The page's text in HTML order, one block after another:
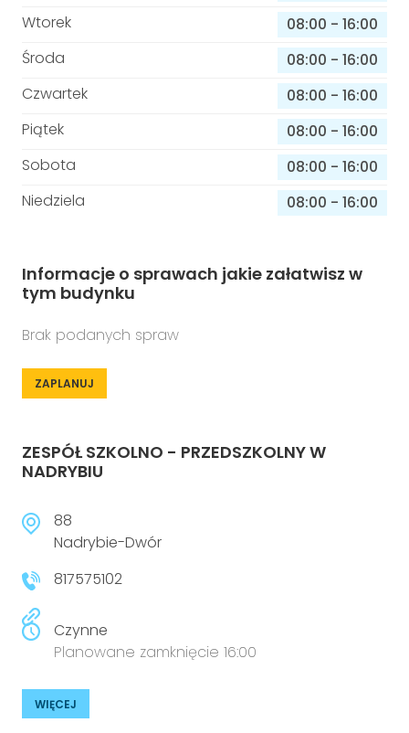
Wtorek
08:00 - 16:00
Środa
08:00 - 16:00
Czwartek
08:00 - 16:00
Piątek
08:00 - 16:00
Sobota
08:00 - 16:00
Niedziela
08:00 - 16:00
Informacje o sprawach jakie załatwisz w
tym budynku
Brak podanych spraw
ZAPLANUJ
ZESPÓŁ SZKOLNO - PRZEDSZKOLNY W
NADRYBIU
88
Nadrybie-Dwór
817575102
Czynne
Planowane zamknięcie 16:00
WIĘCEJ